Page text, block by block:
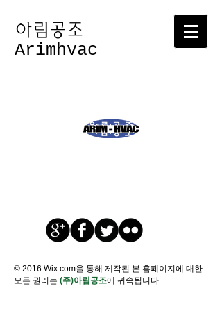
​아림공조
Arimhvac
© 2016 Wix.com을 통해 제작된 본 홈페이지에 대한
모든 권리는 (주)아림공조에 귀속됩니다.